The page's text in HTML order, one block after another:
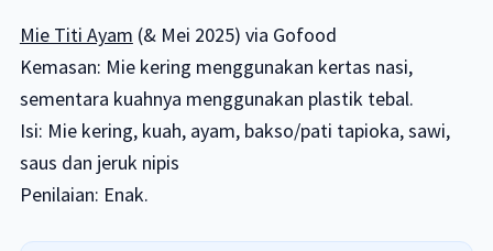
Mie Titi Ayam (& Mei 2025) via Gofood
Kemasan: Mie kering menggunakan kertas nasi,
sementara kuahnya menggunakan plastik tebal.
Isi: Mie kering, kuah, ayam, bakso/pati tapioka, sawi,
saus dan jeruk nipis
Penilaian: Enak.